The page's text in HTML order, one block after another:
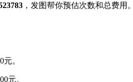
，发图帮你预估次数和总费用。
。
元。